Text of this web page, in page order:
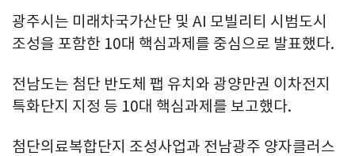
광주시는 미래차국가산단 및 AI 모빌리티 시범도시
조성을 포함한 10대 핵심과제를 중심으로 발표했다.
전남도는 첨단 반도체 팹 유치와 광양만권 이차전지
특화단지 지정 등 10대 핵심과제를 보고했다.
첨단의료복합단지 조성사업과 전남광주 양자클러스